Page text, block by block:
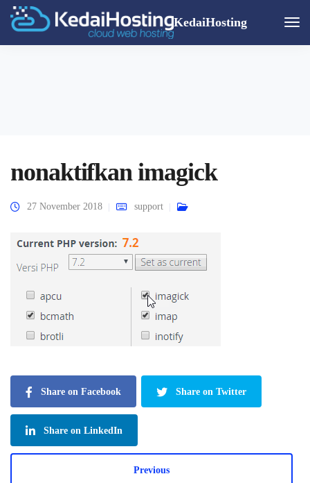
KedaiHosting
nonaktifkan imagick
27 November 2018 support
Share on Facebook Share on Twitter
Share on LinkedIn
Previous